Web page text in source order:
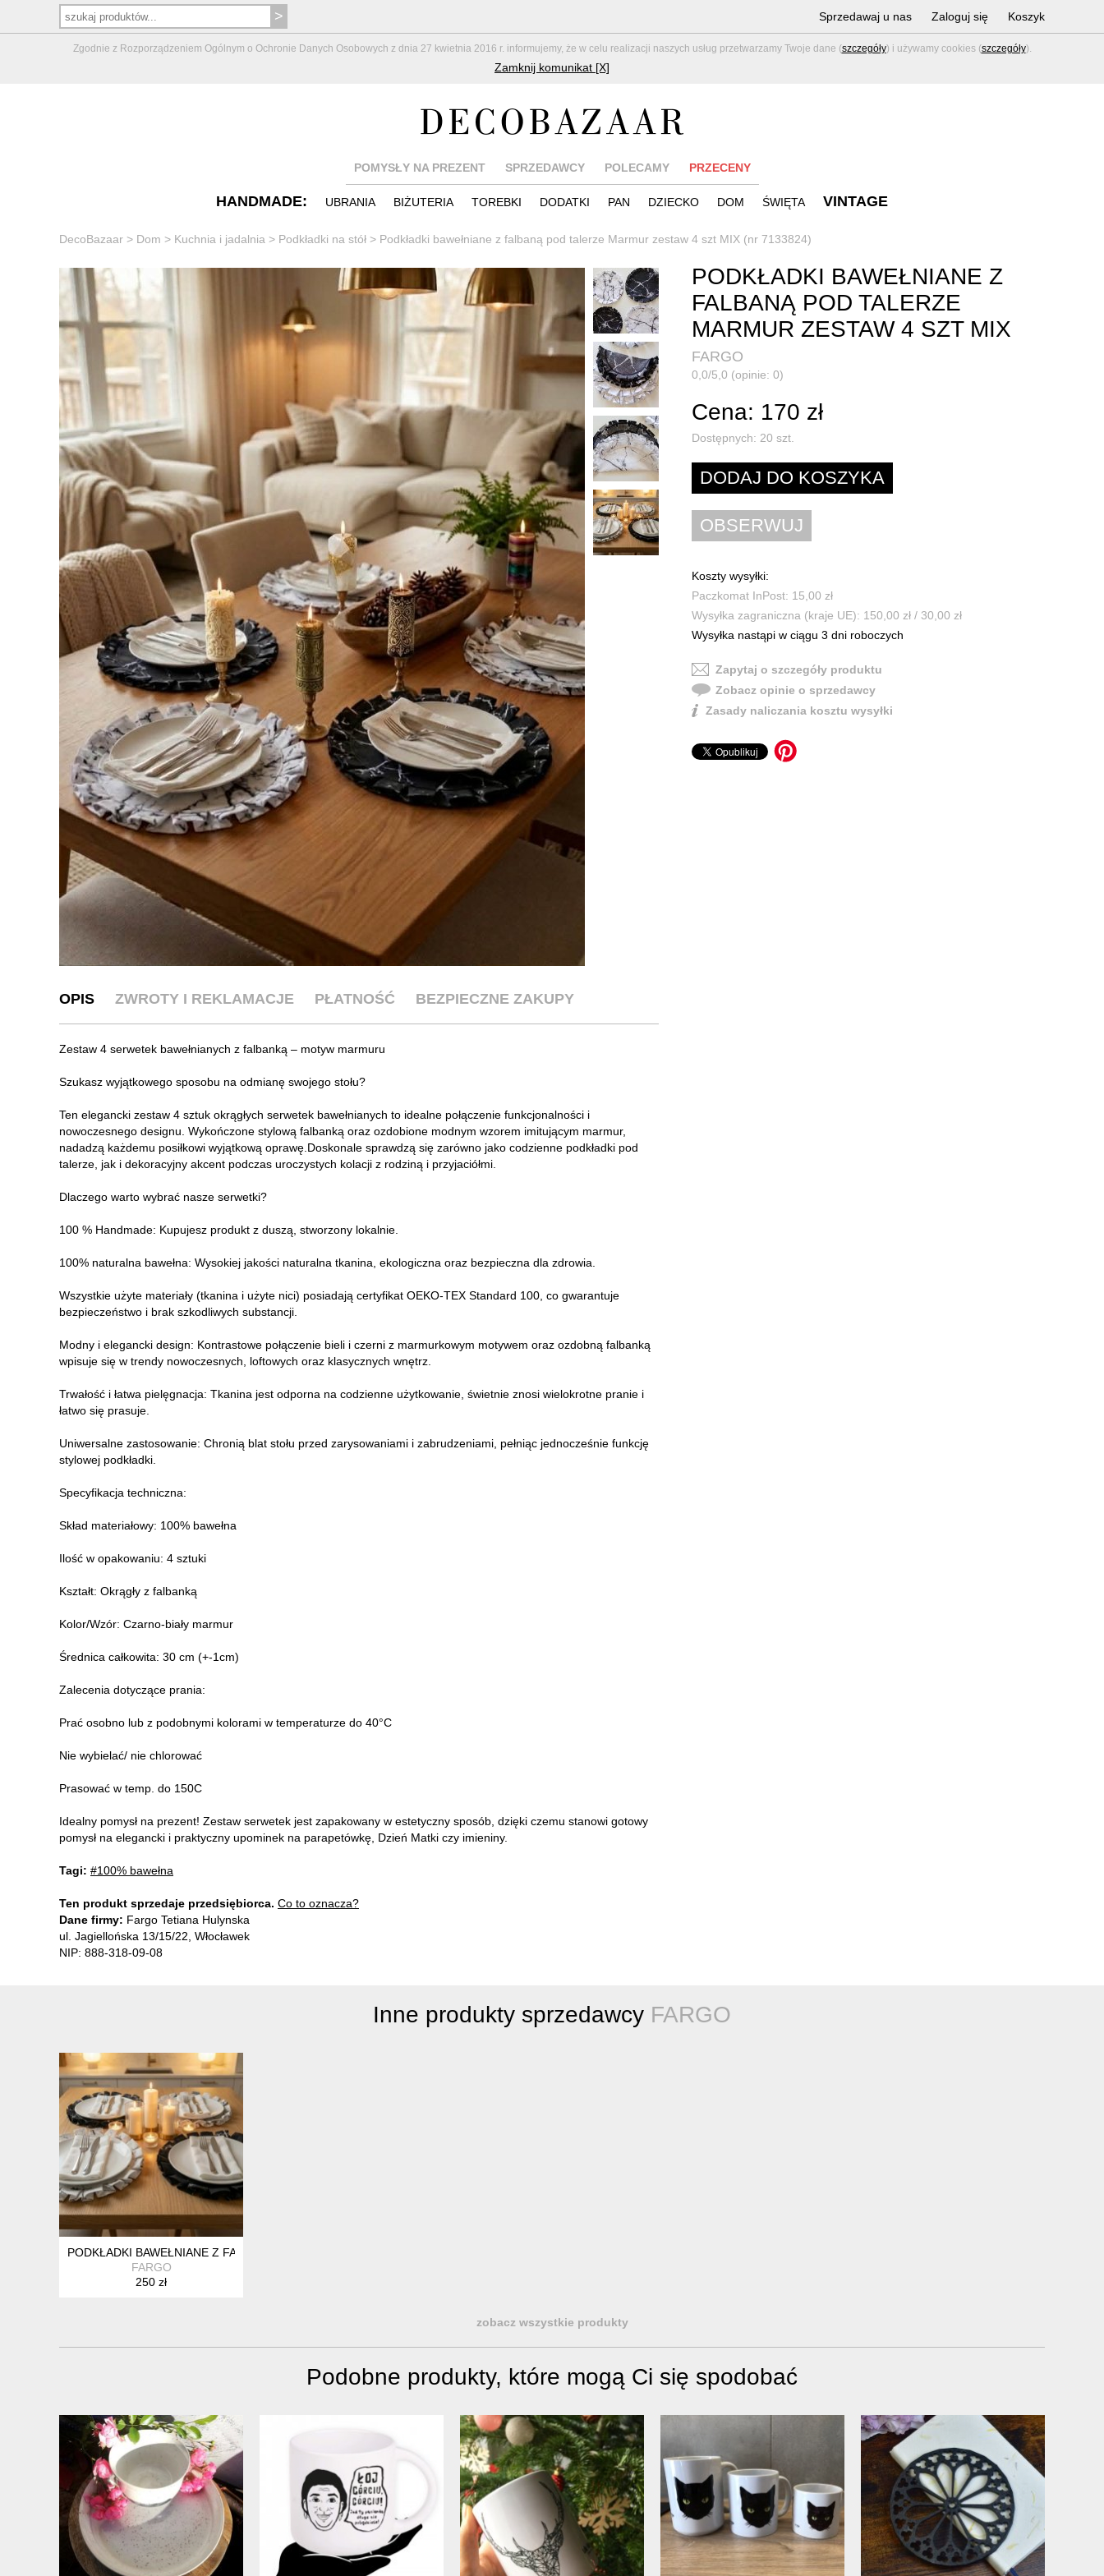
Zgodnie z Rozporządzeniem Ogólnym o Ochronie Danych Osobowych z dnia 27 kwietnia 2016 r. informujemy, że w celu realizacji naszych usług przetwarzamy Twoje dane (szczegóły) i używamy cookies (szczegóły).
Zamknij komunikat [X]
Sprzedawaj u nas Zaloguj się Koszyk
POMYSŁY NA PREZENT SPRZEDAWCY POLECAMY PRZECENY
HANDMADE: UBRANIA BIŻUTERIA TOREBKI DODATKI PAN DZIECKO DOM ŚWIĘTA VINTAGE
DecoBazaar > Dom > Kuchnia i jadalnia > Podkładki na stół > Podkładki bawełniane z falbaną pod talerze Marmur zestaw 4 szt MIX (nr 7133824)
PODKŁADKI BAWEŁNIANE Z
FALBANĄ POD TALERZE
MARMUR ZESTAW 4 SZT MIX
FARGO
0,0/5,0 (opinie: 0)
Cena: 170 zł
Dostępnych: 20 szt.
Koszty wysyłki:
Paczkomat InPost: 15,00 zł
Wysyłka zagraniczna (kraje UE): 150,00 zł / 30,00 zł
Wysyłka nastąpi w ciągu 3 dni roboczych
Zapytaj o szczegóły produktu
Zobacz opinie o sprzedawcy
Zasady naliczania kosztu wysyłki
OPIS ZWROTY I REKLAMACJE PŁATNOŚĆ BEZPIECZNE ZAKUPY
Zestaw 4 serwetek bawełnianych z falbanką – motyw marmuru
Szukasz wyjątkowego sposobu na odmianę swojego stołu?
Ten elegancki zestaw 4 sztuk okrągłych serwetek bawełnianych to idealne połączenie funkcjonalności i
nowoczesnego designu. Wykończone stylową falbanką oraz ozdobione modnym wzorem imitującym marmur,
nadadzą każdemu posiłkowi wyjątkową oprawę.Doskonale sprawdzą się zarówno jako codzienne podkładki pod
talerze, jak i dekoracyjny akcent podczas uroczystych kolacji z rodziną i przyjaciółmi.
Dlaczego warto wybrać nasze serwetki?
100 % Handmade: Kupujesz produkt z duszą, stworzony lokalnie.
100% naturalna bawełna: Wysokiej jakości naturalna tkanina, ekologiczna oraz bezpieczna dla zdrowia.
Wszystkie użyte materiały (tkanina i użyte nici) posiadają certyfikat OEKO-TEX Standard 100, co gwarantuje
bezpieczeństwo i brak szkodliwych substancji.
Modny i elegancki design: Kontrastowe połączenie bieli i czerni z marmurkowym motywem oraz ozdobną falbanką
wpisuje się w trendy nowoczesnych, loftowych oraz klasycznych wnętrz.
Trwałość i łatwa pielęgnacja: Tkanina jest odporna na codzienne użytkowanie, świetnie znosi wielokrotne pranie i
łatwo się prasuje.
Uniwersalne zastosowanie: Chronią blat stołu przed zarysowaniami i zabrudzeniami, pełniąc jednocześnie funkcję
stylowej podkładki.
Specyfikacja techniczna:
Skład materiałowy: 100% bawełna
Ilość w opakowaniu: 4 sztuki
Kształt: Okrągły z falbanką
Kolor/Wzór: Czarno-biały marmur
Średnica całkowita: 30 cm (+-1cm)
Zalecenia dotyczące prania:
Prać osobno lub z podobnymi kolorami w temperaturze do 40°C
Nie wybielać/ nie chlorować
Prasować w temp. do 150C
Idealny pomysł na prezent! Zestaw serwetek jest zapakowany w estetyczny sposób, dzięki czemu stanowi gotowy
pomysł na elegancki i praktyczny upominek na parapetówkę, Dzień Matki czy imieniny.
Tagi: #100% bawełna
Ten produkt sprzedaje przedsiębiorca. Co to oznacza?
Dane firmy: Fargo Tetiana Hulynska
ul. Jagiellońska 13/15/22, Włocławek
NIP: 888-318-09-08
Inne produkty sprzedawcy FARGO
PODKŁADKI BAWEŁNIANE Z FALBANĄ POD TALERZE MARMUR ZESTAW 6 SZT MIX
FARGO
250 zł
zobacz wszystkie produkty
Podobne produkty, które mogą Ci się spodobać